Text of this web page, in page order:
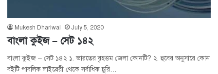
Mukesh Dhariwal July 5, 2020
বাংলা কুইজ – সেট ১৪২
বাংলা কুইজ – সেট ১৪২ ১. ভারতের বৃহত্তম জেলা কোনটি? ২. হুবের অনুসারে কোন
বইটি পাবলিক লাইব্রেরী থেকে সর্বাধিক চুরি…